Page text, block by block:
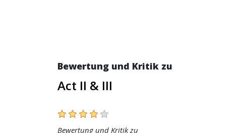
Bewertung und Kritik zu
Act II & III
Bewertung und Kritik zu